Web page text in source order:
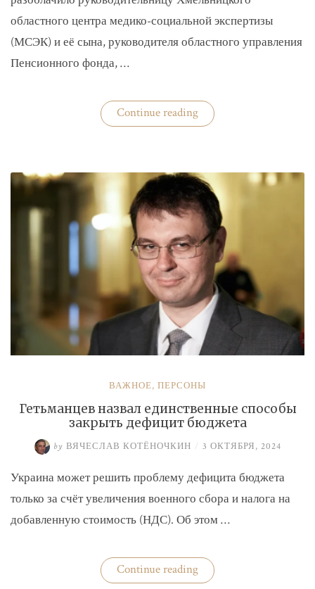
областного центра медико-социальной экспертизы
(МСЭК) и её сына, руководителя областного управления
Пенсионного фонда, …
Continue reading«В
Хмельницком
сын
зарабатывали
на
уклонистах»
ВАЖНОЕ, ПЕРСОНЫ
Гетьманцев назвал единственные способы
закрыть дефицит бюджета
by ВЯЧЕСЛАВ КОТЁНОЧКИН / 3 ОКТЯБРЯ, 2024
Украина может решить проблему дефицита бюджета
только за счёт увеличения военного сбора и налога на
добавленную стоимость (НДС). Об этом …
Continue reading«Гетьманцев
назвал